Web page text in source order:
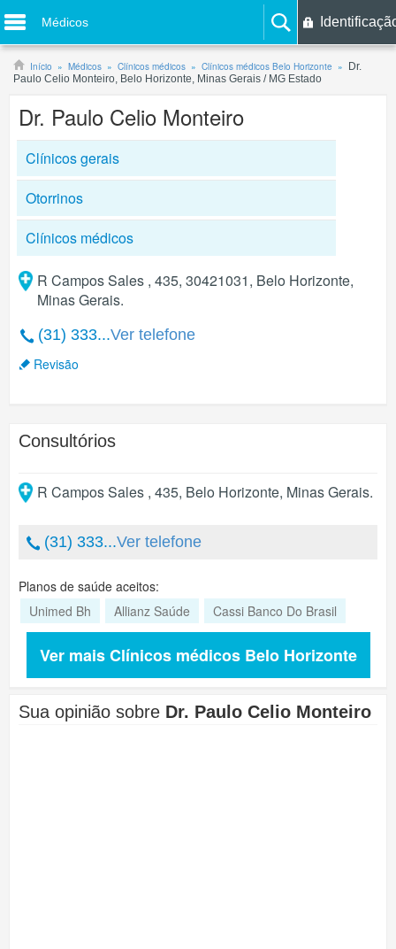
Médicos
Início Médicos Clínicos médicos Clínicos médicos Belo Horizonte
Dr.
Paulo Celio Monteiro, Belo Horizonte, Minas Gerais / MG Estado
Dr. Paulo Celio Monteiro
Clínicos gerais
Otorrinos
Clínicos médicos
R Campos Sales , 435, 30421031, Belo Horizonte,
Minas Gerais.
(31) 333...Ver telefone
Revisão
Consultórios
R Campos Sales , 435, Belo Horizonte, Minas Gerais.
(31) 333...Ver telefone
Planos de saúde aceitos:
Unimed Bh
Allianz Saúde Cassi Banco Do Brasil
Ver mais Clínicos médicos Belo Horizonte
Sua opinião sobre Dr. Paulo Celio Monteiro